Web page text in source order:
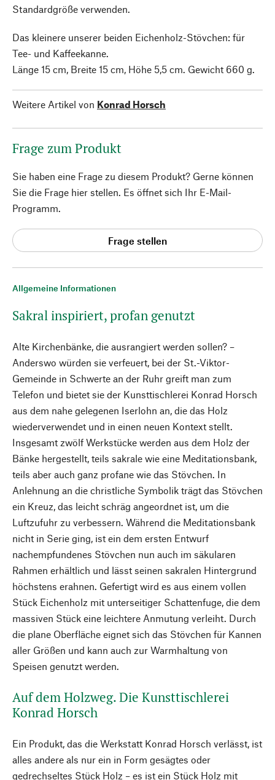
Allgemeine Informationen
Sakral inspiriert, profan genutzt
Alte Kirchenbänke, die ausrangiert werden sollen? –
Anderswo würden sie verfeuert, bei der St.-Viktor-
Gemeinde in Schwerte an der Ruhr greift man zum
Telefon und bietet sie der Kunsttischlerei Konrad Horsch
aus dem nahe gelegenen Iserlohn an, die das Holz
wiederverwendet und in einen neuen Kontext stellt.
Insgesamt zwölf Werkstücke werden aus dem Holz der
Bänke hergestellt, teils sakrale wie eine Meditationsbank,
teils aber auch ganz profane wie das Stövchen. In
Anlehnung an die christliche Symbolik trägt das Stövchen
ein Kreuz, das leicht schräg angeordnet ist, um die
Luftzufuhr zu verbessern. Während die Meditationsbank
nicht in Serie ging, ist ein dem ersten Entwurf
nachempfundenes Stövchen nun auch im säkularen
Rahmen erhältlich und lässt seinen sakralen Hintergrund
höchstens erahnen. Gefertigt wird es aus einem vollen
Stück Eichenholz mit unterseitiger Schattenfuge, die dem
massiven Stück eine leichtere Anmutung verleiht. Durch
die plane Oberfläche eignet sich das Stövchen für Kannen
aller Größen und kann auch zur Warmhaltung von
Speisen genutzt werden.
Auf dem Holzweg. Die Kunsttischlerei
Konrad Horsch
Ein Produkt, das die Werkstatt Konrad Horsch verlässt, ist
alles andere als nur ein in Form gesägtes oder
gedrechseltes Stück Holz – es ist ein Stück Holz mit
Standardgröße verwenden.
Das kleinere unserer beiden Eichenholz-Stövchen: für
Tee- und Kaffeekanne.
Länge 15 cm, Breite 15 cm, Höhe 5,5 cm. Gewicht 660 g.
Weitere Artikel von Konrad Horsch
Frage zum Produkt
Sie haben eine Frage zu diesem Produkt? Gerne können
Sie die Frage hier stellen. Es öffnet sich Ihr E-Mail-
Programm.
Frage stellen